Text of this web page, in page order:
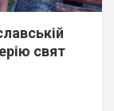
свят